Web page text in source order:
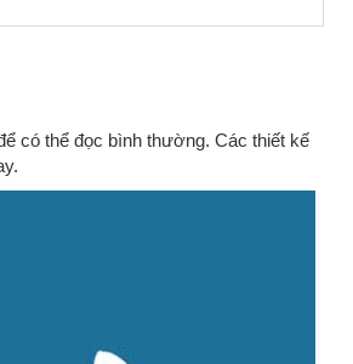
có thể đọc bình thường. Các thiết kế